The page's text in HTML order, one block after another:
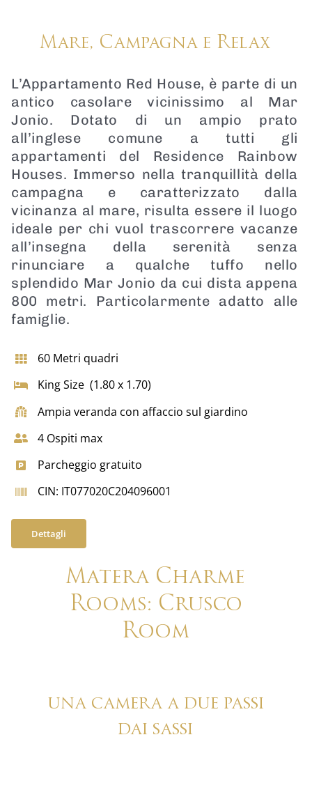
Mare, Campagna e Relax
L’Appartamento Red House, è parte di un
antico casolare vicinissimo al Mar
Jonio. Dotato di un ampio prato
all’inglese comune a tutti gli
appartamenti del Residence Rainbow
Houses. Immerso nella tranquillità della
campagna e caratterizzato dalla
vicinanza al mare, risulta essere il luogo
ideale per chi vuol trascorrere vacanze
all’insegna della serenità senza
rinunciare a qualche tuffo nello
splendido Mar Jonio da cui dista appena
800 metri. Particolarmente adatto alle
famiglie.
60 Metri quadri
King Size (1.80 x 1.70)
Ampia veranda con affaccio sul giardino
4 Ospiti max
Parcheggio gratuito
CIN: IT077020C204096001
Dettagli
Matera Charme
Rooms: Crusco
Room
una camera a due passi
dai sassi